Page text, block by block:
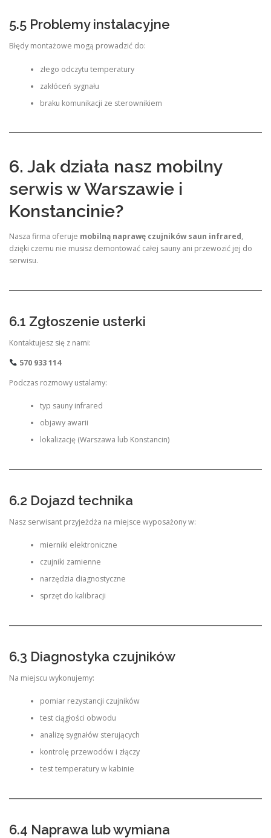
5.5 Problemy instalacyjne
Błędy montażowe mogą prowadzić do:
złego odczytu temperatury
zakłóceń sygnału
braku komunikacji ze sterownikiem
6. Jak działa nasz mobilny
serwis w Warszawie i
Konstancinie?
Nasza firma oferuje mobilną naprawę czujników saun infrared,
dzięki czemu nie musisz demontować całej sauny ani przewozić jej do
serwisu.
6.1 Zgłoszenie usterki
Kontaktujesz się z nami:
570 933 114
Podczas rozmowy ustalamy:
typ sauny infrared
objawy awarii
lokalizację (Warszawa lub Konstancin)
6.2 Dojazd technika
Nasz serwisant przyjeżdża na miejsce wyposażony w:
mierniki elektroniczne
czujniki zamienne
narzędzia diagnostyczne
sprzęt do kalibracji
6.3 Diagnostyka czujników
Na miejscu wykonujemy:
pomiar rezystancji czujników
test ciągłości obwodu
analizę sygnałów sterujących
kontrolę przewodów i złączy
test temperatury w kabinie
6.4 Naprawa lub wymiana